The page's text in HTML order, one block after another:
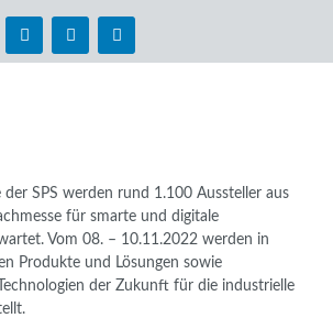
der SPS werden rund 1.100 Aussteller aus
für smarte und digitale
Vom 08. – 10.11.2022 werden in
Produkte und Lösungen sowie
der Zukunft für die industrielle